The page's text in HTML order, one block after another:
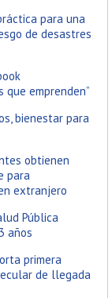
para una
de desastres
que emprenden”
bienestar para
obtienen
para
extranjero
Pública
años
primera
de llegada